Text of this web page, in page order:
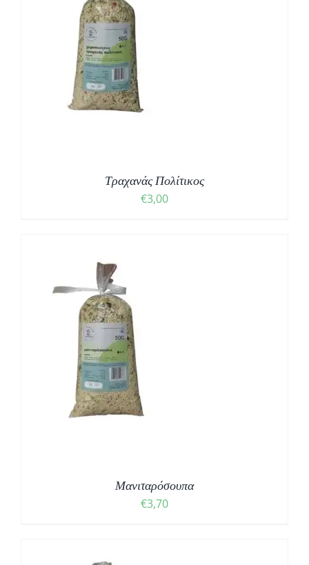
Τραχανάς Πολίτικος
€3,00
Μανιταρόσουπα
€3,70